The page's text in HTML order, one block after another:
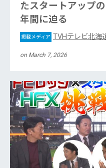
たスタートアップ
年間に迫る
掲載メディア TVHテレビ北海
on March 7, 2026